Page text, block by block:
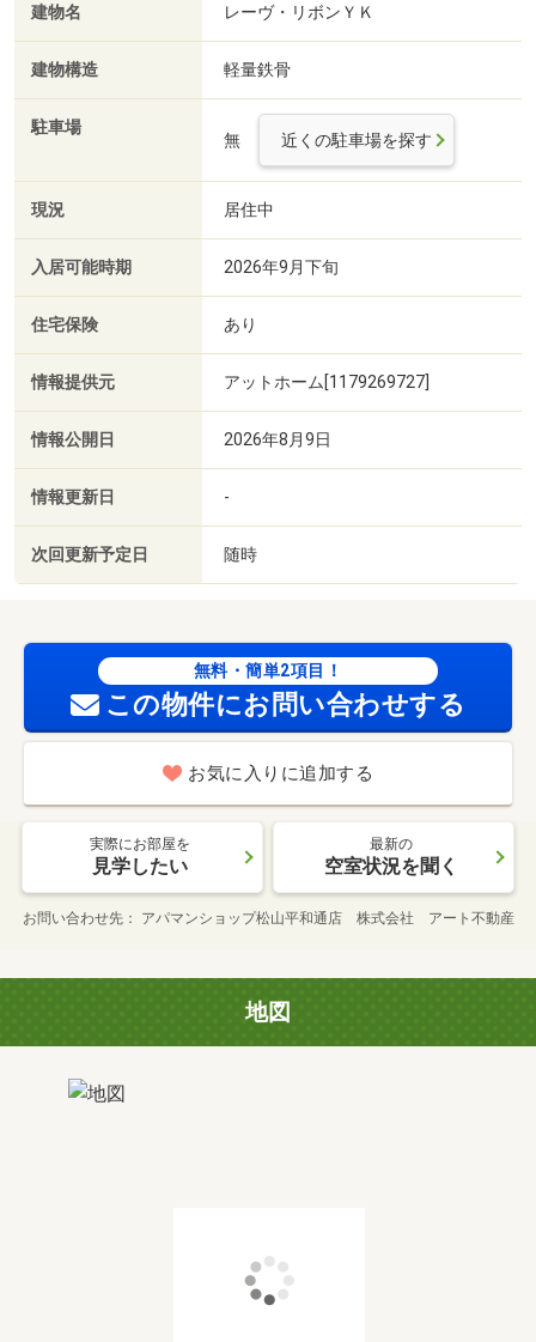
建物名 レーヴ・リボンＹＫ
建物構造 軽量鉄骨
駐車場
無 近くの駐車場を探す
現況 居住中
入居可能時期 2026年9月下旬
住宅保険 あり
情報提供元 アットホーム[1179269727]
情報公開日 2026年8月9日
情報更新日 -
次回更新予定日 随時
無料・簡単2項目！
この物件にお問い合わせする
お気に入りに追加する
実際にお部屋を
見学したい
最新の
空室状況を聞く
お問い合わせ先 アパマンショップ松山平和通店 株式会社 アート不動産
地図